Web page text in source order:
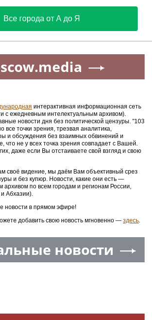
Все города от А до Я
интерактивная информационная сеть
с ежедневным интелектуальным архивом).
новости дня без политической цензуры. "103
все точки зрения, трезвая аналитика,
и обсуждения без взаимных обвинений и
что не у всех точка зрения совпадает с Вашей.
даже если Вы отстаиваете свой взгляд и свою
своё видение, мы даём Вам объективный срез
и без купюр. Новости, какие они есть —
архивом по всем городам и регионам России,
Абхазии).
новости в прямом эфире!
добавить свою новость мгновенно — здесь.
новости